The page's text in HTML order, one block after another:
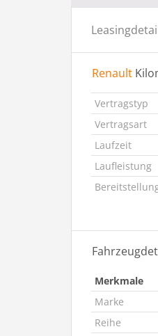
Renault
Vertragstyp
Vertragsart
Laufzeit
Laufleistung
Merkmale
Marke
Reihe